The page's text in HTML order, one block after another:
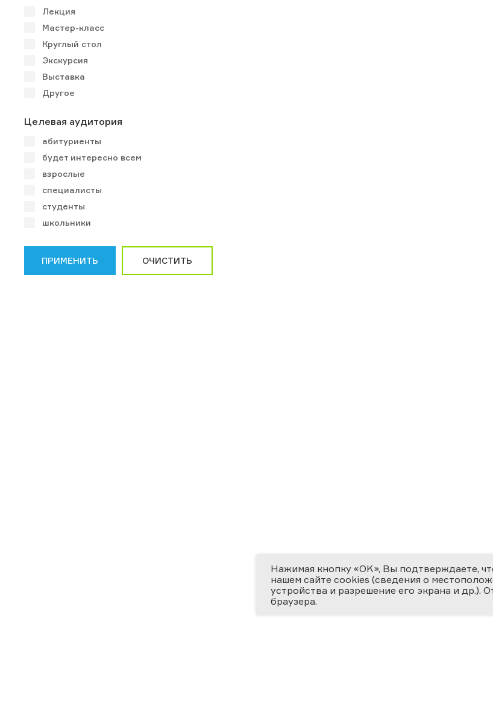
Лекция
Мастер-класс
Круглый стол
Экскурсия
Выставка
Другое
Целевая аудитория
абитуриенты
будет интересно всем
взрослые
специалисты
студенты
школьники
ПРИМЕНИТЬ ОЧИСТИТЬ
Нажимая кнопку «OK», Вы подтверждаете,
нашем сайте cookies (сведения о
устройства и разрешение его экрана и др.).
браузера.